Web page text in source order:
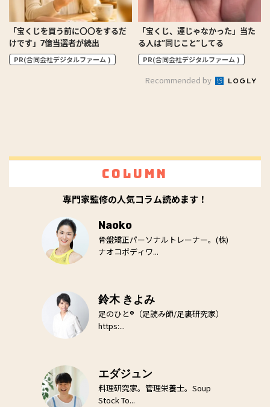
「宝くじを買う前に〇〇をするだ
けです」7億当選者が続出
PR(合同会社デジタルファーム )
「宝くじ、運じゃなかった」当た
る人は“同じこと”してる
PR(合同会社デジタルファーム )
Recommended by
Column
専門家監修の人気コラム読めます！
Naoko
骨盤矯正パーソナルトレーナー。(株)
ナオコボディワ...
鈴木 きよみ
足のひと®（足読み師/足裏研究家）
https:...
エダジュン
料理研究家。管理栄養士。Soup
Stock To...